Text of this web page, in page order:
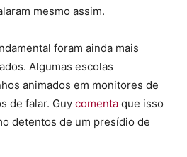
mesmo assim.
foram ainda mais
Algumas escolas
animados em monitores de
de falar. Guy comenta que isso
detentos de um presídio de